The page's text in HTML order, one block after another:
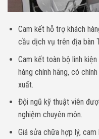
Cam kết hỗ trợ khách
cầu dịch vụ trên địa bàn
Cam kết toàn bộ linh
hàng chính hãng, có
xuất.
Đội ngũ kỹ thuật viên
nghiệm chuyên môn.
Giá sửa chữa hợp lý,